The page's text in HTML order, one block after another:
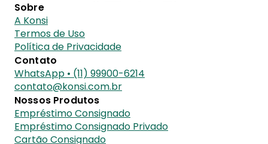
Sobre
A Konsi
Termos de Uso
Política de Privacidade
Contato
WhatsApp • (11) 99900-6214
contato@konsi.com.br
Nossos Produtos
Empréstimo Consignado
Empréstimo Consignado Privado
Cartão Consignado